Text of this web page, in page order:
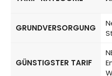
Strompreise in
GRUNDVERSORGUNG
GÜNSTIGSTER TARIF